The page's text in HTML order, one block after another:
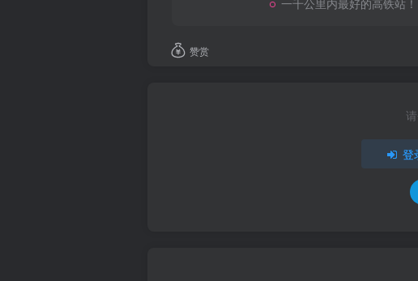
一千公里内最好的高铁站！
赞赏
登